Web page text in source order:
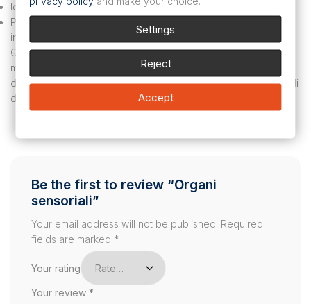
Ideale per dimostrazioni didattiche e formazione medica.
Perfetto per gli operatori sanitari che cercano uno strumento
interattivo e preciso.
Questo modello anatomico è un supporto essenziale per una
migliore comprensione e spiegazione della complessità
dell’anatomia dell’orecchio umano con un eccezionale livello di
dettaglio.
Be the first to review “Organi
sensoriali”
Your email address will not be published. Required
fields are marked *
Your rating
Your review *
Settings
Reject
Accept